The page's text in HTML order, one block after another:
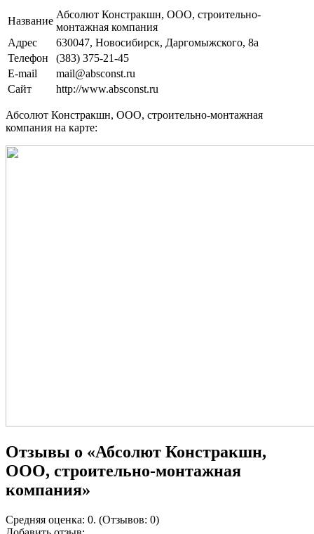
Название
Абсолют Констракшн, ООО, строительно-
монтажная компания
Адрес
630047, Новосибирск, Даргомыжского, 8а
Телефон
(383) 375-21-45
E-mail
mail@absconst.ru
Сайт
http://www.absconst.ru
Абсолют Констракшн, ООО, строительно-монтажная
компания на карте:
Отзывы о «Абсолют Констракшн,
ООО, строительно-монтажная
компания»
Средняя оценка: 0. (Отзывов: 0)